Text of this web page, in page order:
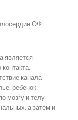
ОФ
является
канала
ребенок
мозгу и телу
а затем и